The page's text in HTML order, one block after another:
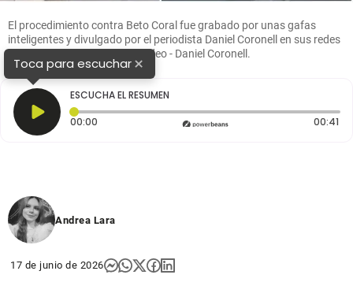
El procedimiento contra Beto Coral fue grabado por unas gafas
inteligentes y divulgado por el periodista Daniel Coronell en sus redes
sociales. FOTO: captura de video - Daniel Coronell.
Toca para escuchar×
ESCUCHA EL RESUMEN
00:00 Tiempo transcurrido: 0 segundos 00:41
Andrea Lara
17 de junio de 2026